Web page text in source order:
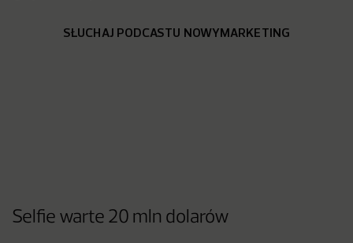
SŁUCHAJ PODCASTU NOWYMARKETING
Selfie warte 20 mln dolarów